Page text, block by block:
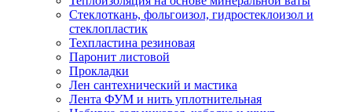
Стеклоткань, фольгоизол, гидростеклоизол и
стеклопластик
Техпластина резиновая
Паронит листовой
Прокладки
Лен сантехнический и мастика
Лента ФУМ и нить уплотнительная